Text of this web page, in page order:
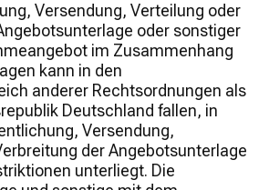
Versendung, Verteilung oder
oder sonstiger
im Zusammenhang
kann in den
anderer Rechtsordnungen als
Deutschland fallen, in
Versendung,
der Angebotsunterlage
unterliegt. Die